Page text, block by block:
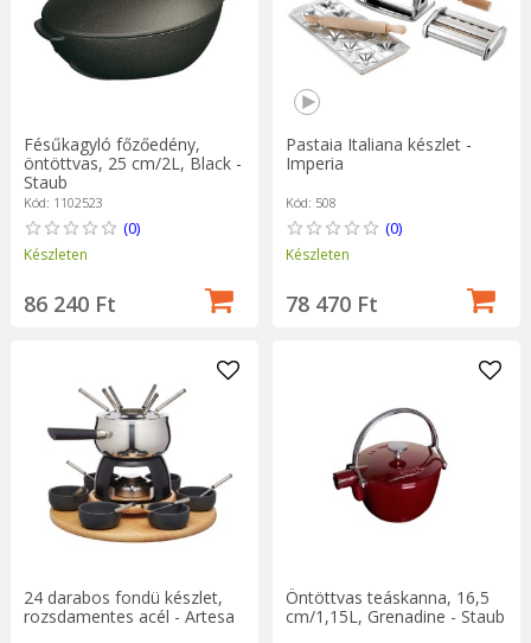
Fésűkagyló főzőedény,
öntöttvas, 25 cm/2L, Black -
Staub
Kód: 1102523
(0)
Készleten
86 240 Ft
Pastaia Italiana készlet -
Imperia
Kód: 508
(0)
Készleten
78 470 Ft
24 darabos fondü készlet,
rozsdamentes acél - Artesa
Öntöttvas teáskanna, 16,5
cm/1,15L, Grenadine - Staub